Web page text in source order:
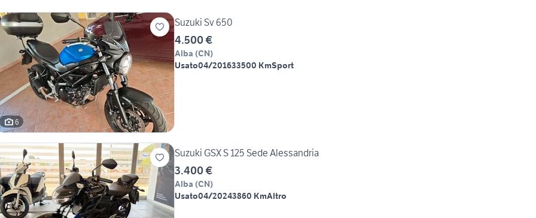
6
Suzuki Sv 650
4.500 €
Alba (CN)
Usato04/201633500 KmSport
Suzuki GSX S 125 Sede Alessandria
3.400 €
Alba (CN)
Usato04/20243860 KmAltro